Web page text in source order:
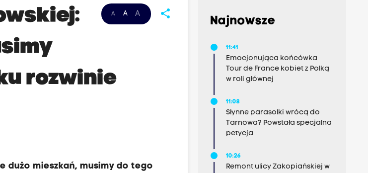
A A A share
rozwinie
dużo mieszkań, musimy do tego
Najnowsze
11:41
Emocjonująca końcówka
Tour de France kobiet z Polką
w roli głównej
11:08
Słynne parasolki wrócą do
Tarnowa? Powstała specjalna
petycja
10:26
Remont ulicy Zakopiańskiej w